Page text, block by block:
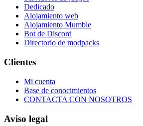
Dedicado
Alojamiento web
Alojamiento Mumble
Bot de Discord
Directorio de modpacks
Clientes
Mi cuenta
Base de conocimientos
CONTACTA CON NOSOTROS
Aviso legal